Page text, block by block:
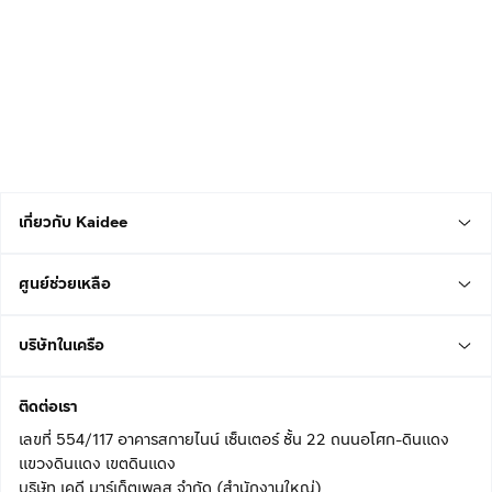
เกี่ยวกับ Kaidee
ศูนย์ช่วยเหลือ
บริษัทในเครือ
ติดต่อเรา
เลขที่ 554/117 อาคารสกายไนน์ เซ็นเตอร์ ชั้น 22 ถนนอโศก-ดินแดง
แขวงดินแดง เขตดินแดง